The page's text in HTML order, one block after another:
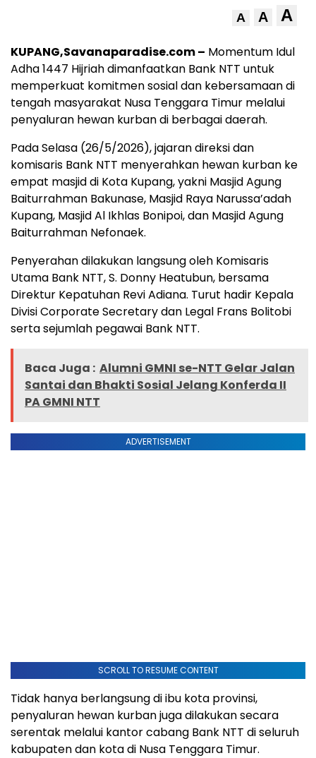
A A A
KUPANG,Savanaparadise.com – Momentum Idul
Adha 1447 Hijriah dimanfaatkan Bank NTT untuk
memperkuat komitmen sosial dan kebersamaan di
tengah masyarakat Nusa Tenggara Timur melalui
penyaluran hewan kurban di berbagai daerah.
Pada Selasa (26/5/2026), jajaran direksi dan
komisaris Bank NTT menyerahkan hewan kurban ke
empat masjid di Kota Kupang, yakni Masjid Agung
Baiturrahman Bakunase, Masjid Raya Narussa’adah
Kupang, Masjid Al Ikhlas Bonipoi, dan Masjid Agung
Baiturrahman Nefonaek.
Penyerahan dilakukan langsung oleh Komisaris
Utama Bank NTT, S. Donny Heatubun, bersama
Direktur Kepatuhan Revi Adiana. Turut hadir Kepala
Divisi Corporate Secretary dan Legal Frans Bolitobi
serta sejumlah pegawai Bank NTT.
Baca Juga : Alumni GMNI se-NTT Gelar Jalan
Santai dan Bhakti Sosial Jelang Konferda II
PA GMNI NTT
ADVERTISEMENT
SCROLL TO RESUME CONTENT
Tidak hanya berlangsung di ibu kota provinsi,
penyaluran hewan kurban juga dilakukan secara
serentak melalui kantor cabang Bank NTT di seluruh
kabupaten dan kota di Nusa Tenggara Timur.